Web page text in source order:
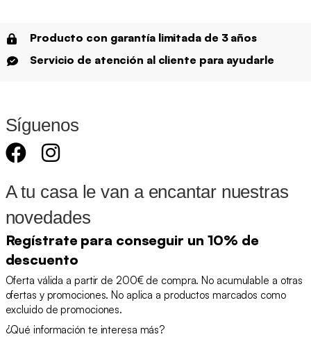
Producto con garantía limitada de 3 años
Servicio de atención al cliente para ayudarle
Síguenos
A tu casa le van a encantar nuestras
novedades
Regístrate para conseguir un 10% de
descuento
Oferta válida a partir de 200€ de compra. No acumulable a otras
ofertas y promociones. No aplica a productos marcados como
excluido de promociones.
¿Qué información te interesa más?